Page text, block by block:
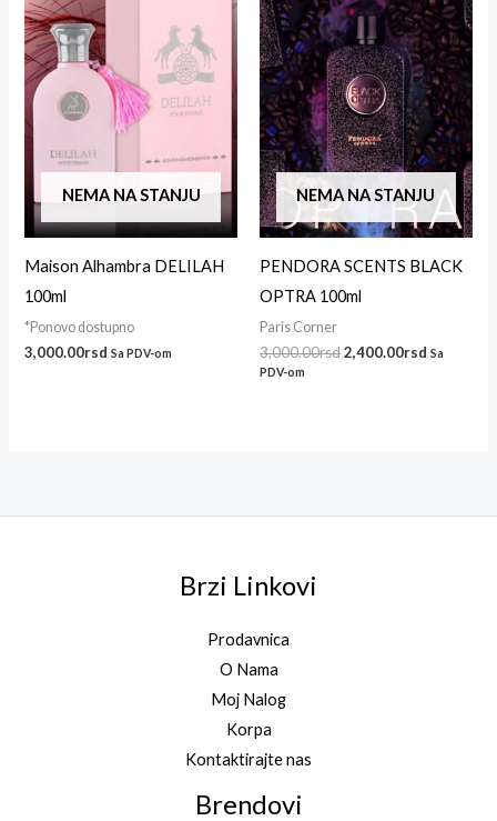
NEMA NA STANJU
Maison Alhambra DELILAH
100ml
*Ponovo dostupno
3,000.00rsd Sa PDV-om
NEMA NA STANJU
PENDORA SCENTS BLACK
OPTRA 100ml
Paris Corner
3,000.00rsd
bila:
3,000.00rsd.
2,400.00rsd Sa
PDV-om
Brzi Linkovi
Prodavnica
O Nama
Moj Nalog
Korpa
Kontaktirajte nas
Brendovi